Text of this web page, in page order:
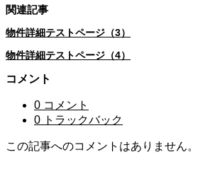
関連記事
物件詳細テストページ（3）
物件詳細テストページ（4）
コメント
0 コメント
0 トラックバック
この記事へのコメントはありません。